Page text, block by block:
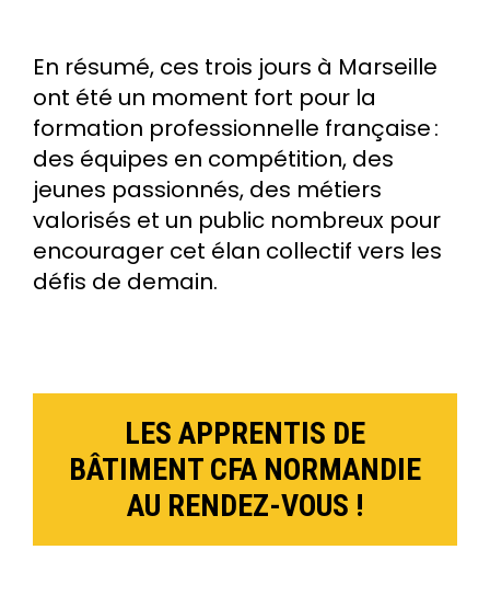
En résumé, ces trois jours à Marseille
ont été un moment fort pour la
formation professionnelle française :
des équipes en compétition, des
jeunes passionnés, des métiers
valorisés et un public nombreux pour
encourager cet élan collectif vers les
défis de demain.
LES APPRENTIS DE
BÂTIMENT CFA NORMANDIE
AU RENDEZ-VOUS !